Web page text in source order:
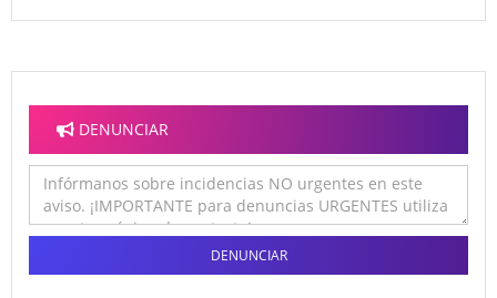
DENUNCIAR
DENUNCIAR